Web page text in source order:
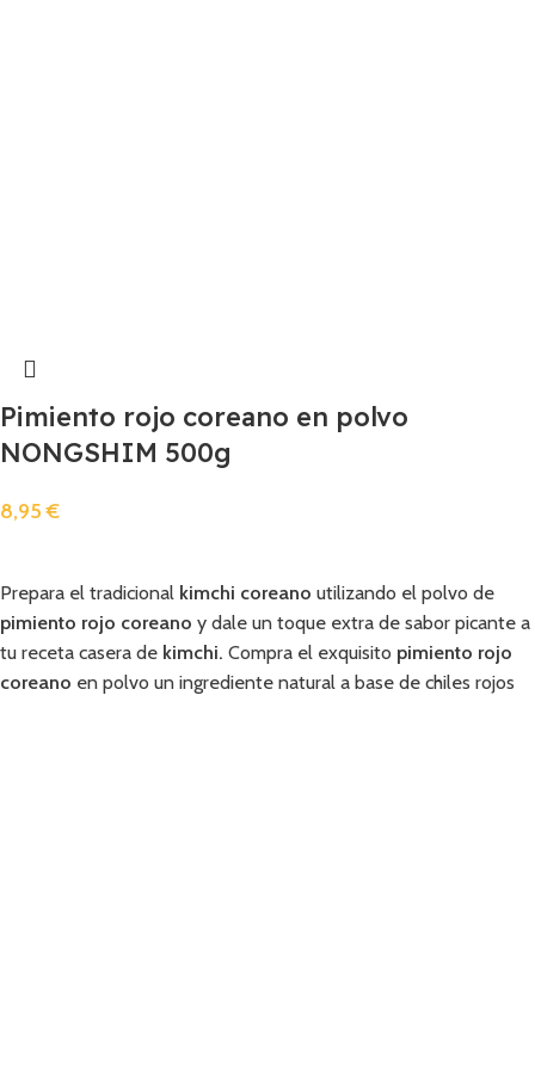
Pimiento rojo coreano en polvo
NONGSHIM 500g
8,95€
Prepara el tradicional kimchi coreano utilizando el polvo de
pimiento rojo coreano y dale un toque extra de sabor picante a
tu receta casera de kimchi. Compra el exquisito pimiento rojo
coreano en polvo un ingrediente natural a base de chiles rojos